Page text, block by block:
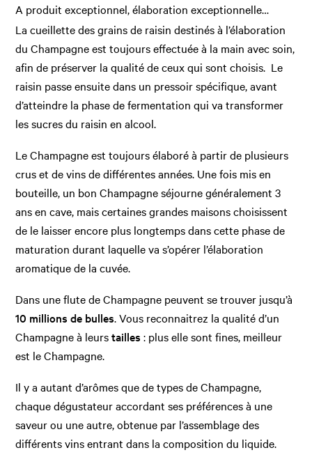
A produit exceptionnel, élaboration exceptionnelle…
La cueillette des grains de raisin destinés à l’élaboration
du Champagne est toujours effectuée à la main avec soin,
afin de préserver la qualité de ceux qui sont choisis. Le
raisin passe ensuite dans un pressoir spécifique, avant
d’atteindre la phase de fermentation qui va transformer
les sucres du raisin en alcool.
Le Champagne est toujours élaboré à partir de plusieurs
crus et de vins de différentes années. Une fois mis en
bouteille, un bon Champagne séjourne généralement 3
ans en cave, mais certaines grandes maisons choisissent
de le laisser encore plus longtemps dans cette phase de
maturation durant laquelle va s’opérer l’élaboration
aromatique de la cuvée.
Dans une flute de Champagne peuvent se trouver jusqu’à
10 millions de bulles. Vous reconnaitrez la qualité d’un
Champagne à leurstailles: plus elle sont fines, meilleur
est le Champagne.
Il y a autant d’arômes que de types de Champagne,
chaque dégustateur accordant ses préférences à une
saveur ou une autre, obtenue par l’assemblage des
différents vins entrant dans la composition du liquide.